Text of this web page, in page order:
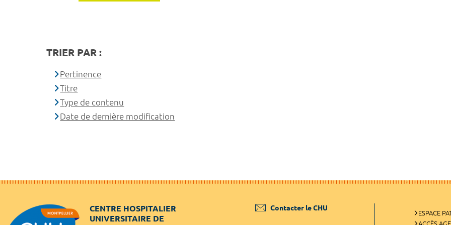
TRIER PAR :
Pertinence
Titre
Type de contenu
Date de dernière modification
CENTRE HOSPITALIER
UNIVERSITAIRE DE
Contacter le CHU
ESPACE
ACCÈS